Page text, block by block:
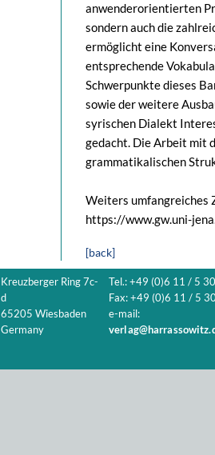
anwenderorientierten
sondern auch die
ermöglicht eine
entsprechende
Schwerpunkte dieses
sowie der weitere
syrischen Dialekt
gedacht. Die Arbeit mit
grammatikalischen
Weiters umfangreiches
https://www.gw.uni-
[back]
Kreuzberger Ring 7c-
d
65205 Wiesbaden
Germany
Tel.: +49 (0)6 11 / 5
Fax: +49 (0)6 11 / 5
e-mail: